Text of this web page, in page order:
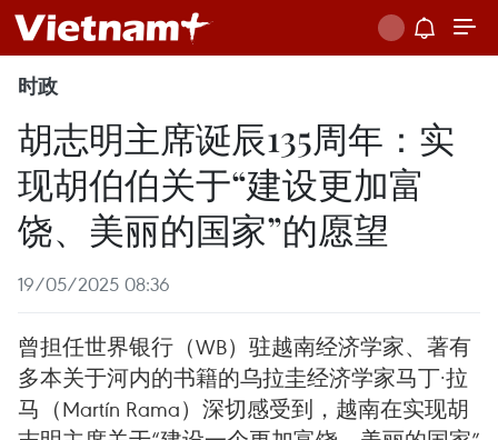
时政
胡志明主席诞辰135周年：实
现胡伯伯关于“建设更加富
饶、美丽的国家”的愿望
19/05/2025 08:36
曾担任世界银行（WB）驻越南经济学家、著有
多本关于河内的书籍的乌拉圭经济学家马丁·拉
马（Martín Rama）深切感受到，越南在实现胡